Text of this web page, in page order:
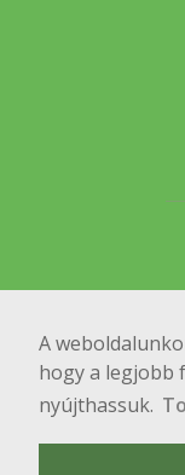
A
hogy a legjobb
nyújthassuk.